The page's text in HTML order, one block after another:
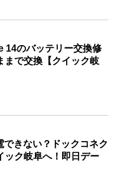
14のバッテリー交換修
まで交換【クイック岐
きない？ドックコネク
ック岐阜へ！即日デー